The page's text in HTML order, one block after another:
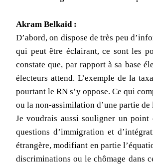
Akram Belkaïd :
D’abord, on dispose de très peu
qui peut être éclairant, ce sont les
constate que, par rapport à sa base
électeurs attend. L’exemple de la
pourtant le RN s’y oppose. Ce qui
ou la non-assimilation d’une partie
Je voudrais aussi souligner un
questions d’immigration et
étrangère, modifiant en partie
discriminations ou le chômage dans